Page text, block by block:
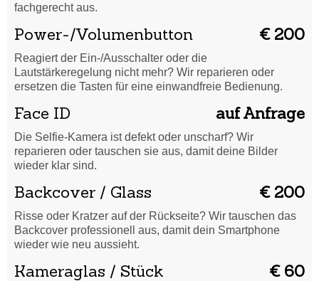
fachgerecht aus.
Power-/Volumenbutton € 200
Reagiert der Ein-/Ausschalter oder die
Lautstärkeregelung nicht mehr? Wir reparieren oder
ersetzen die Tasten für eine einwandfreie Bedienung.
Face ID auf Anfrage
Die Selfie-Kamera ist defekt oder unscharf? Wir
reparieren oder tauschen sie aus, damit deine Bilder
wieder klar sind.
Backcover / Glass € 200
Risse oder Kratzer auf der Rückseite? Wir tauschen das
Backcover professionell aus, damit dein Smartphone
wieder wie neu aussieht.
Kameraglas / Stück € 60